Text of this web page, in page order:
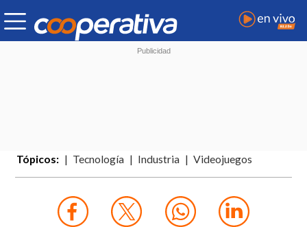
Tópicos: Tecnología Industria Videojuegos